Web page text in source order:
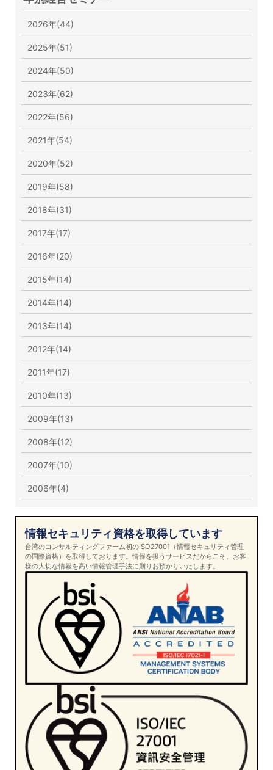
2026年(44)
2025年(51)
2024年(50)
2023年(62)
2022年(56)
2021年(54)
2020年(52)
2019年(58)
2018年(31)
2017年(17)
2016年(20)
2015年(14)
2014年(14)
2013年(14)
2012年(14)
2011年(17)
2010年(13)
2009年(13)
2008年(12)
2007年(10)
2006年(4)
情報セキュリティ資格を取得しています
台湾のコンサルティングファーム初のISO27001（情報セキュリティ管理
の国際資格）を取得しております。情報を扱うサービスだからこそ、お客
様の大切な情報を高い情報管理手法に則りお預かりいたします。